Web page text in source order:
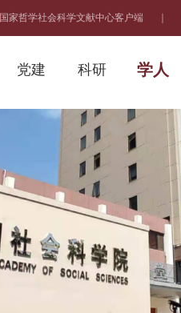
国家哲学社会科学文献中心客户端
党建 科研 学人